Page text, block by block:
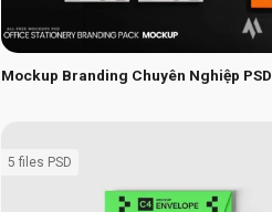
Mockup Branding Chuyên Nghiệp PSD
5 files PSD